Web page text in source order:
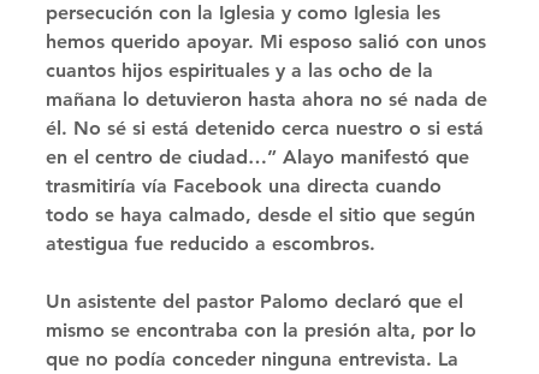
persecución con la Iglesia y como Iglesia les
hemos querido apoyar. Mi esposo salió con unos
cuantos hijos espirituales y a las ocho de la
mañana lo detuvieron hasta ahora no sé nada de
él. No sé si está detenido cerca nuestro o si está
en el centro de ciudad…” Alayo manifestó que
trasmitiría vía Facebook una directa cuando
todo se haya calmado, desde el sitio que según
atestigua fue reducido a escombros.
Un asistente del pastor Palomo declaró que el
mismo se encontraba con la presión alta, por lo
que no podía conceder ninguna entrevista. La